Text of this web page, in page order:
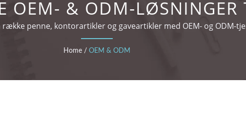
OEM- & ODM-LØSNINGER
OG
penne, kontorartikler og gaveartikler med OEM- og ODM-
Home / OEM & ODM